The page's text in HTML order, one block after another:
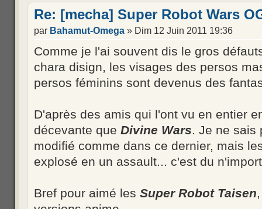
Re: [mecha] Super Robot Wars
par Bahamut-Omega » Dim 12 Juin 2011 19:36
Comme je l'ai souvent dis le gros
chara disign, les visages des persos
persos féminins sont devenus des
D'après des amis qui l'ont vu en entier
décevante que Divine Wars. Je ne sais
modifié comme dans ce dernier, mais
explosé en un assault... c'est du
Bref pour aimé les Super Robot Taisen